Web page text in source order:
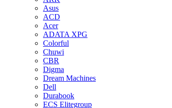
Asus
ACD
Acer
ADATA XPG
Colorful
Chuwi
CBR
Digma
Dream Machines
Dell
Durabook
ECS Elitegroup